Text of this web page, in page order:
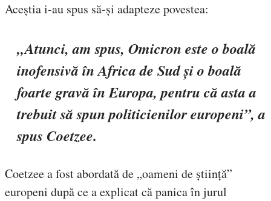
Aceștia i-au spus să-și adapteze povestea:
„Atunci, am spus, Omicron este o boală
inofensivă în Africa de Sud și o boală
foarte gravă în Europa, pentru că asta a
trebuit să spun politicienilor europeni”, a
spus Coetzee.
Coetzee a fost abordată de „oameni de știință”
europeni după ce a explicat că panica în jurul